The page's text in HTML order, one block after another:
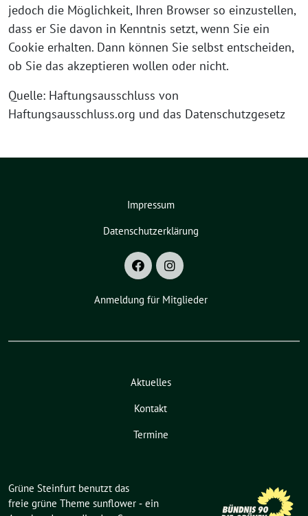
jedoch die Möglichkeit, Ihren Browser so einzustellen,
dass er Sie davon in Kenntnis setzt, wenn Sie ein
Cookie erhalten. Dann können Sie selbst entscheiden,
ob Sie das akzeptieren wollen oder nicht.
Quelle: Haftungsausschluss von
Haftungsausschluss.org und das Datenschutzgesetz
Impressum
Datenschutzerklärung
Anmeldung für Mitglieder
Aktuelles
Kontakt
Termine
Grüne Steinfurt benutzt das
freie grüne Theme sunflower ‐ ein